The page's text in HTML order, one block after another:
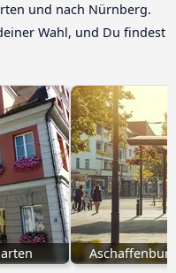
und nach Nürnberg.
Wahl, und Du findest